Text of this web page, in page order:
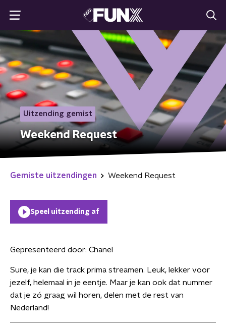
Uitzending gemist
Weekend Request
Gemiste uitzendingen Weekend Request
Speel uitzending af
Gepresenteerd door: Chanel
Sure, je kan die track prima streamen. Leuk, lekker voor
jezelf, helemaal in je eentje. Maar je kan ook dat nummer
dat je zó graag wil horen, delen met de rest van
Nederland!